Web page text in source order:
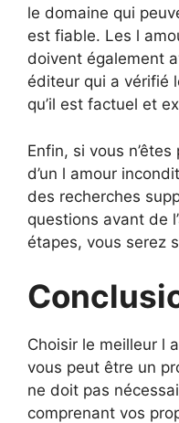
le domaine qui
est fiable. Les l
doivent également
éditeur qui a vérifié
qu’il est factuel et
Enfin, si vous
d’un l amour
des recherches
questions avant de
étapes, vous serez
Choisir le meilleur l
vous peut être un
ne doit pas
comprenant vos